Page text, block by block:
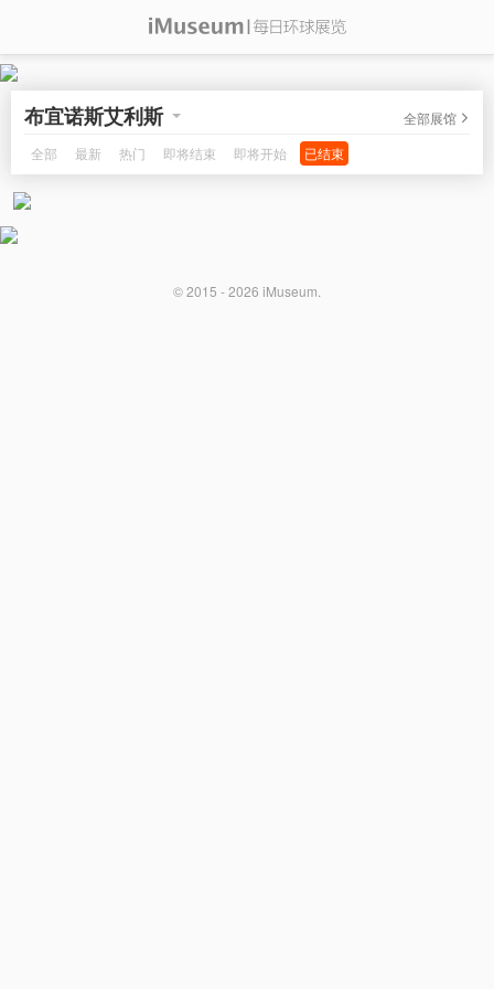
布宜诺斯艾利斯
全部 最新 热门 即将结束 即将开始 已结束
全部展馆
© 2015 - 2026 iMuseum